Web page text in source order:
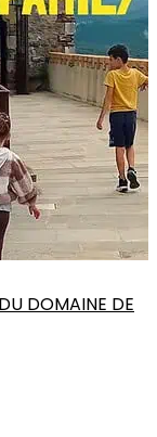
DOMAINE DE